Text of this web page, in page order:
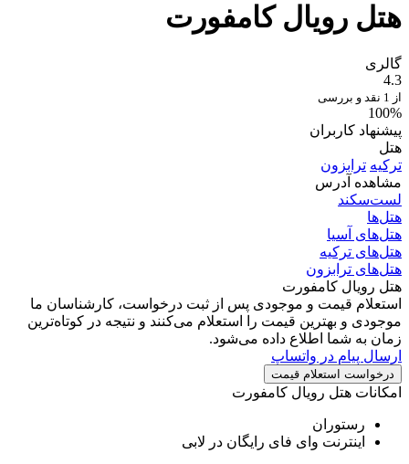
هتل رویال کامفورت
گالری
4.3
از 1 نقد و بررسی
100%
پیشنهاد کاربران
هتل
ترکیه ترابزون
مشاهده آدرس
لست‌سکند
هتل‌ها
هتل‌های آسیا
هتل‌های ترکیه
هتل‌های ترابزون
هتل رویال کامفورت
استعلام قیمت و موجودی پس از ثبت درخواست، کارشناسان ما
موجودی و بهترین قیمت را استعلام می‌کنند و نتیجه در کوتاه‌ترین
زمان به شما اطلاع داده می‌شود.
ارسال پیام در واتساپ
درخواست استعلام قیمت
امکانات هتل رویال کامفورت
رستوران
اینترنت وای فای رایگان در لابی